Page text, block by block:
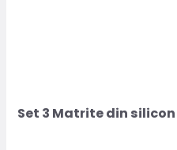
Set 3 Matrite din